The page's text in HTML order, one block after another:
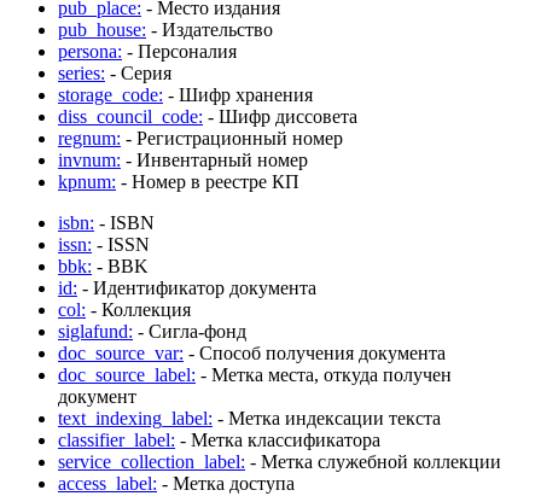
pub_place: - Место издания
pub_house: - Издательство
persona: - Персоналия
series: - Серия
storage_code: - Шифр хранения
diss_council_code: - Шифр диссовета
regnum: - Регистрационный номер
invnum: - Инвентарный номер
kpnum: - Номер в реестре КП
isbn: - ISBN
issn: - ISSN
bbk: - BBK
id: - Идентификатор документа
col: - Коллекция
siglafund: - Сигла-фонд
doc_source_var: - Способ получения документа
doc_source_label: - Метка места, откуда получен
документ
text_indexing_label: - Метка индексации текста
classifier_label: - Метка классификатора
service_collection_label: - Метка служебной коллекции
access_label: - Метка доступа